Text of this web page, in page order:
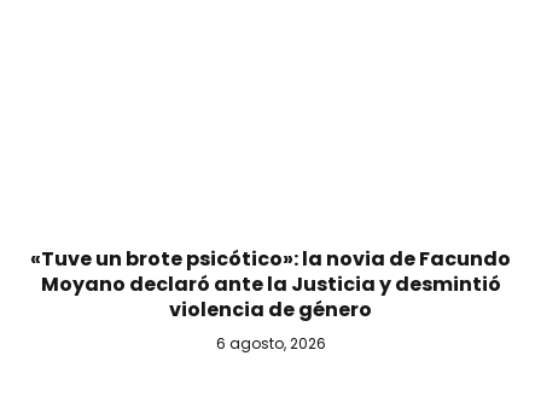
«Tuve un brote psicótico»: la novia de Facundo
Moyano declaró ante la Justicia y desmintió
violencia de género
6 agosto, 2026